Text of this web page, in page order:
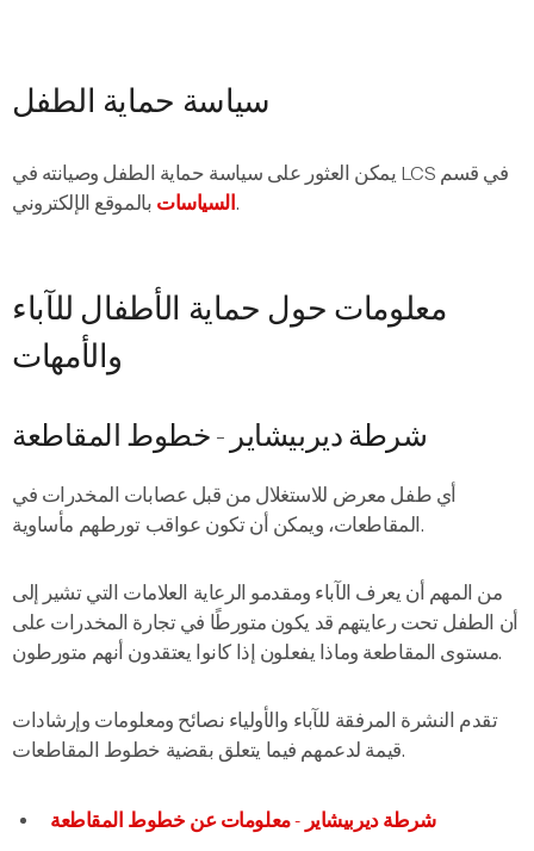
سياسة حماية الطفل
يمكن العثور على سياسة حماية الطفل وصيانته في LCS في قسم
السياساتبالموقع الإلكتروني.
معلومات حول حماية الأطفال للآباء
والأمهات
شرطة ديربيشاير - خطوط المقاطعة
أي طفل معرض للاستغلال من قبل عصابات المخدرات في
المقاطعات، ويمكن أن تكون عواقب تورطهم مأساوية.
من المهم أن يعرف الآباء ومقدمو الرعاية العلامات التي تشير إلى
أن الطفل تحت رعايتهم قد يكون متورطًا في تجارة المخدرات على
مستوى المقاطعة وماذا يفعلون إذا كانوا يعتقدون أنهم متورطون.
تقدم النشرة المرفقة للآباء والأولياء نصائح ومعلومات وإرشادات
قيمة لدعمهم فيما يتعلق بقضية خطوط المقاطعات.
شرطة ديربيشاير - معلومات عن خطوط المقاطعة